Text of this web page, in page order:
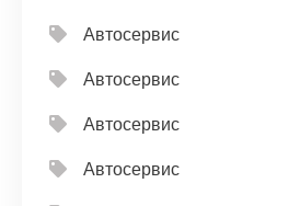
Автосервис
Автосервис
Автосервис
Автосервис